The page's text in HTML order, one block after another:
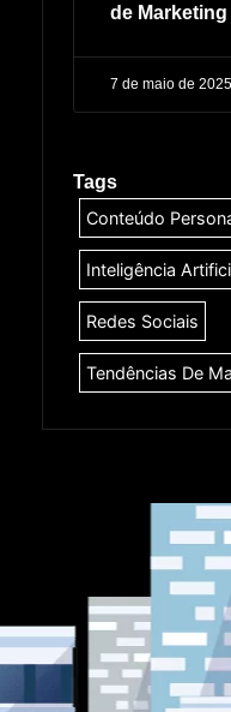
de
7 de maio de 2025
Tags
Conteúdo
Inteligência
Redes Sociais
Tendências De